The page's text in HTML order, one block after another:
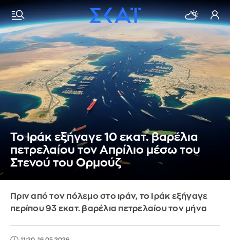
Το Ιράκ εξήγαγε 10 εκατ. βαρέλια
πετρελαίου τον Απρίλιο μέσω του
Στενού του Ορμούζ
Πριν από τον πόλεμο στο ιράν, το Ιράκ εξήγαγε
περίπου 93 εκατ. βαρέλια πετρελαίου τον μήνα